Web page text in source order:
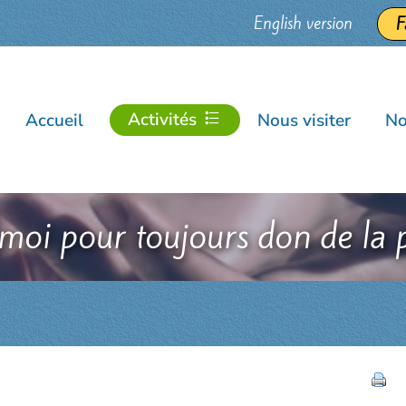
English version
Accueil Activités Nous visiter
pour toujours don de la